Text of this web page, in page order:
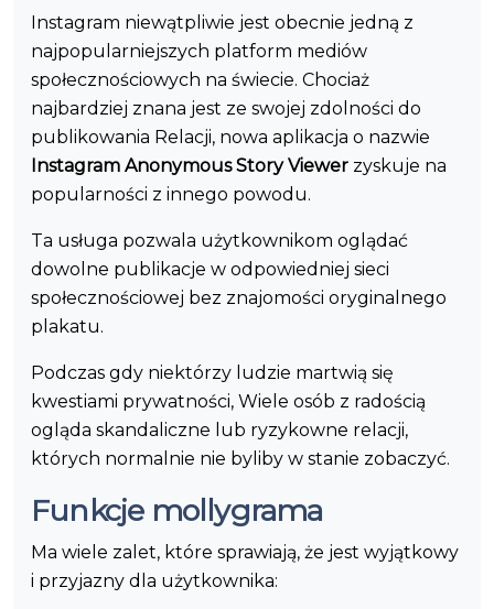
Instagram niewątpliwie jest obecnie jedną z
najpopularniejszych platform mediów
społecznościowych na świecie. Chociaż
najbardziej znana jest ze swojej zdolności do
publikowania Relacji, nowa aplikacja o nazwie
Instagram Anonymous Story Viewer zyskuje na
popularności z innego powodu.
Ta usługa pozwala użytkownikom oglądać
dowolne publikacje w odpowiedniej sieci
społecznościowej bez znajomości oryginalnego
plakatu.
Podczas gdy niektórzy ludzie martwią się
kwestiami prywatności, Wiele osób z radością
ogląda skandaliczne lub ryzykowne relacji,
których normalnie nie byliby w stanie zobaczyć.
Funkcje mollygrama
Ma wiele zalet, które sprawiają, że jest wyjątkowy
i przyjazny dla użytkownika: